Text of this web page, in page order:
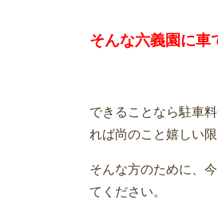
そんな六義園に車
できることなら駐車
れば尚のこと嬉しい限
そんな方のために、
てください。